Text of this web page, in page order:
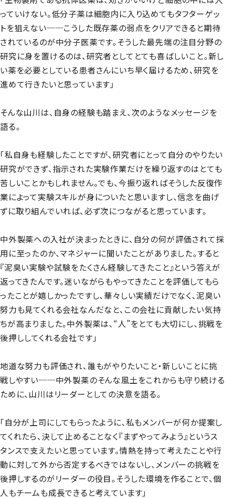
っていけない。低分子薬は細胞内に入り込めてもタフターゲッ
トを狙えない──こうした既存薬の弱点をクリアできると期待
されているのが中分子医薬です。そうした最先端の注目分野の
研究に身を置けるのは、研究者としてとても喜ばしいこと。新し
い薬を必要としている患者さんにいち早く届けるため、研究を
進めて行きたいと思っています」
そんな山川は、自身の経験も踏まえ、次のようなメッセージを
語る。
「私自身も経験したことですが、研究者にとって自分のやりたい
研究ができず、指示された実験作業だけを繰り返すのはとても
苦しいことかもしれません。でも、今振り返ればそうした反復作
業によって実験スキルが身についたと思いますし、信念を曲げ
ずに取り組んでいれば、必ず次につながると思っています。
中外製薬への入社が決まったときに、自分の何が評価されて採
用に至ったのか、マネジャーに聞いたことがありました。すると
『泥臭い実験や試験をたくさん経験してきたこと』という答えが
返ってきたんです。迷いながらもやってきたことを評価してもら
ったことが嬉しかったですし、華々しい実績だけでなく、泥臭い
努力も見てくれる会社なんだなと、この会社に貢献したい気持
ちが高まりました。中外製薬は、“人”をとても大切にし、挑戦を
後押ししてくれる会社です」
地道な努力も評価され、誰もがやりたいこと・新しいことに挑
戦しやすい──中外製薬のそんな風土をこれからも守り続ける
ために、山川はリーダーとしての決意を語る。
「自分が上司にしてもらったように、私もメンバーが何か提案し
てくれたら、決して止めることなく『まずやってみよう』というス
タンスで支えたいと思っています。情熱を持って考えたことや行
動に対して外から否定するべきではないし、メンバーの挑戦を
後押しするのがリーダーの役目。そうした環境を作ることで、個
人もチームも成長できると考えています」